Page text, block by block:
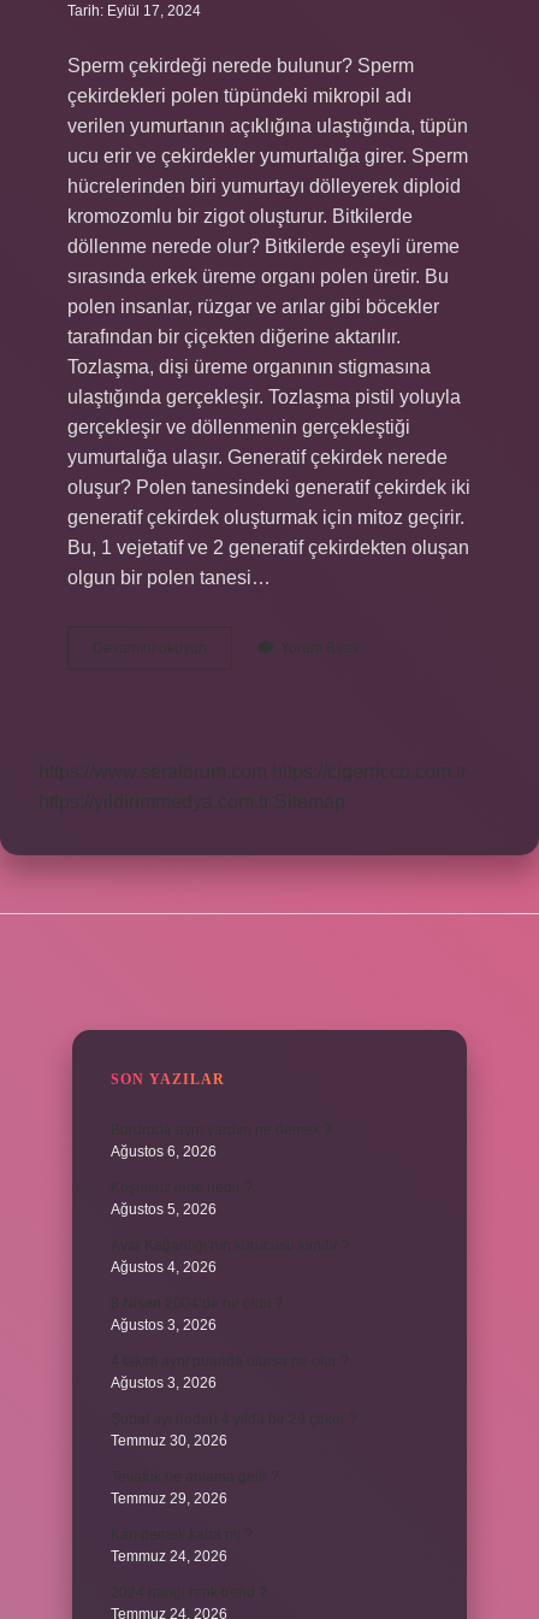
Tarih: Eylül 17, 2024
Sperm çekirdeği nerede bulunur? Sperm
çekirdekleri polen tüpündeki mikropil adı
verilen yumurtanın açıklığına ulaştığında, tüpün
ucu erir ve çekirdekler yumurtalığa girer. Sperm
hücrelerinden biri yumurtayı dölleyerek diploid
kromozomlu bir zigot oluşturur. Bitkilerde
döllenme nerede olur? Bitkilerde eşeyli üreme
sırasında erkek üreme organı polen üretir. Bu
polen insanlar, rüzgar ve arılar gibi böcekler
tarafından bir çiçekten diğerine aktarılır.
Tozlaşma, dişi üreme organının stigmasına
ulaştığında gerçekleşir. Tozlaşma pistil yoluyla
gerçekleşir ve döllenmenin gerçekleştiği
yumurtalığa ulaşır. Generatif çekirdek nerede
oluşur? Polen tanesindeki generatif çekirdek iki
generatif çekirdek oluşturmak için mitoz geçirir.
Bu, 1 vejetatif ve 2 generatif çekirdekten oluşan
olgun bir polen tanesi…
Devamını okuyun
Sperm
Yorum Bırak
https://www.seraforum.com
https://cigerricco.com.tr
https://yildirimmedya.com.tr Sitemap
SON YAZILAR
Ağustos 6, 2026
Ağustos 5, 2026
Ağustos 4, 2026
Ağustos 3, 2026
Ağustos 3, 2026
Temmuz 30, 2026
Temmuz 29, 2026
Temmuz 24, 2026
Temmuz 24, 2026